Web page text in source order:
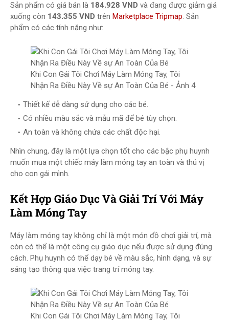
Sản phẩm có giá bán là 184.928 VND và đang được giảm giá
xuống còn 143.355 VND trên Marketplace Tripmap. Sản
phẩm có các tính năng như:
Khi Con Gái Tôi Chơi Máy Làm Móng Tay, Tôi
Nhận Ra Điều Này Về sự An Toàn Của Bé - Ảnh 4
Thiết kế dễ dàng sử dụng cho các bé.
Có nhiều màu sắc và mẫu mã để bé tùy chọn.
An toàn và không chứa các chất độc hại.
Nhìn chung, đây là một lựa chọn tốt cho các bậc phụ huynh
muốn mua một chiếc máy làm móng tay an toàn và thú vị
cho con gái mình.
Kết Hợp Giáo Dục Và Giải Trí Với Máy
Làm Móng Tay
Máy làm móng tay không chỉ là một món đồ chơi giải trí, mà
còn có thể là một công cụ giáo dục nếu được sử dụng đúng
cách. Phụ huynh có thể dạy bé về màu sắc, hình dạng, và sự
sáng tạo thông qua việc trang trí móng tay.
Khi Con Gái Tôi Chơi Máy Làm Móng Tay, Tôi